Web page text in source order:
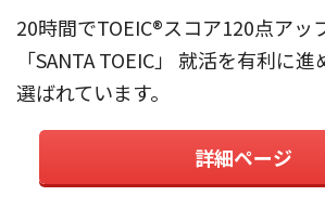
20時間でTOEIC®︎スコア120点アッ
「SANTA TOEIC」 就活を有利に
選ばれています。
詳細ページ